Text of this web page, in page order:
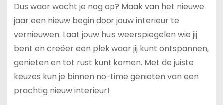
Dus waar wacht je nog op? Maak van het nieuwe
jaar een nieuw begin door jouw interieur te
vernieuwen. Laat jouw huis weerspiegelen wie jij
bent en creëer een plek waar jij kunt ontspannen,
genieten en tot rust kunt komen. Met de juiste
keuzes kun je binnen no-time genieten van een
prachtig nieuw interieur!